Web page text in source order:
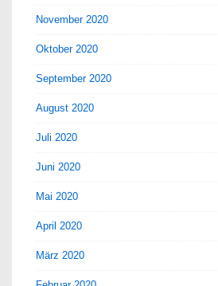
November 2020
Oktober 2020
September 2020
August 2020
Juli 2020
Juni 2020
Mai 2020
April 2020
März 2020